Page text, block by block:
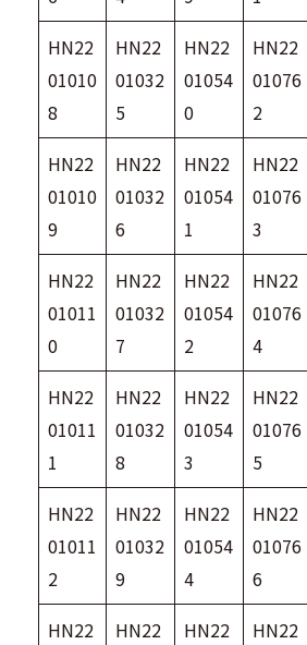
HN22
01010
8
HN22
01032
5
HN22
01054
0
HN22
01076
2
HN22
01010
9
HN22
01032
6
HN22
01054
1
HN22
01076
3
HN22
01011
0
HN22
01032
7
HN22
01054
2
HN22
01076
4
HN22
01011
1
HN22
01032
8
HN22
01054
3
HN22
01076
5
HN22
01011
2
HN22
01032
9
HN22
01054
4
HN22
01076
6
HN22
HN22
HN22
HN22